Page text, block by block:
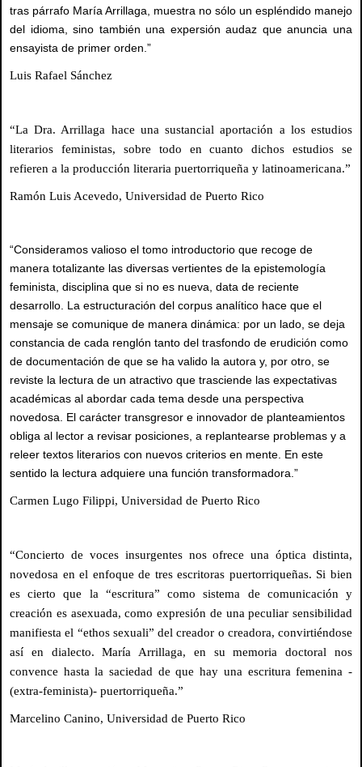
tras párrafo María Arrillaga, muestra no sólo un espléndido manejo
del idioma, sino también una expersión audaz que anuncia una
ensayista de primer orden.”
Luis Rafael Sánchez
“La Dra. Arrillaga hace una sustancial aportación a los estudios
literarios feministas, sobre todo en cuanto dichos estudios se
refieren a la producción literaria puertorriqueña y latinoamericana.”
Ramón Luis Acevedo, Universidad de Puerto Rico
“Consideramos valioso el tomo introductorio que recoge de
manera totalizante las diversas vertientes de la epistemología
feminista, disciplina que si no es nueva, data de reciente
desarrollo. La estructuración del corpus analítico hace que el
mensaje se comunique de manera dinámica: por un lado, se deja
constancia de cada renglón tanto del trasfondo de erudición como
de documentación de que se ha valido la autora y, por otro, se
reviste la lectura de un atractivo que trasciende las expectativas
académicas al abordar cada tema desde una perspectiva
novedosa. El carácter transgresor e innovador de planteamientos
obliga al lector a revisar posiciones, a replantearse problemas y a
releer textos literarios con nuevos criterios en mente. En este
sentido la lectura adquiere una función transformadora.”
Carmen Lugo Filippi, Universidad de Puerto Rico
“Concierto de voces insurgentes nos ofrece una óptica distinta,
novedosa en el enfoque de tres escritoras puertorriqueñas. Si bien
es cierto que la “escritura” como sistema de comunicación y
creación es asexuada, como expresión de una peculiar sensibilidad
manifiesta el “ethos sexuali” del creador o creadora, convirtiéndose
así en dialecto. María Arrillaga, en su memoria doctoral nos
convence hasta la saciedad de que hay una escritura femenina -
(extra-feminista)- puertorriqueña.”
Marcelino Canino, Universidad de Puerto Rico